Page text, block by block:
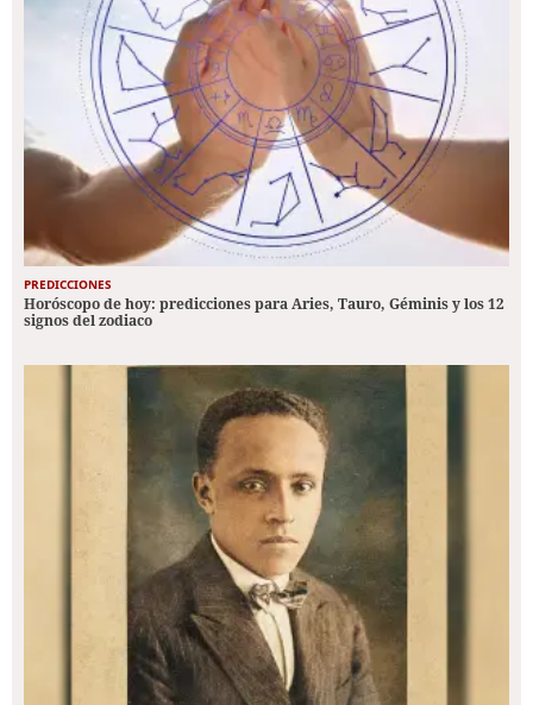
PREDICCIONES
Horóscopo de hoy: predicciones para Aries, Tauro, Géminis y los 12
signos del zodiaco